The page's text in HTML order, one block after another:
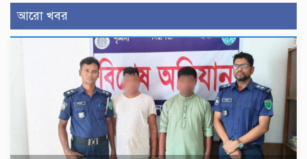
আরো খবর